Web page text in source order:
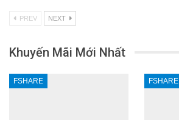
PREV NEXT
Khuyến Mãi Mới Nhất
FSHARE FSHARE